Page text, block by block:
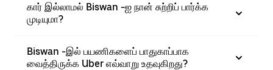
கார் இல்லாமல் Biswan -ஐ நான் சுற்றிப் பார்க்க
முடியுமா?
Biswan -இல் பயணிகளைப் பாதுகாப்பாக
வைத்திருக்க Uber எவ்வாறு உதவுகிறது?